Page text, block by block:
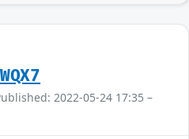
2022-05-24 17:35 –